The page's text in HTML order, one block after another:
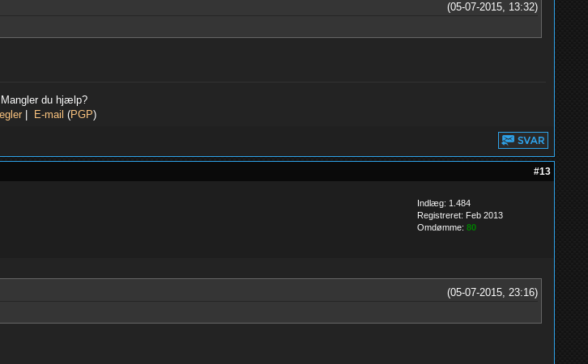
(05-07-2015, 13:32)
Mangler du hjælp?
| E-mail (PGP)
#13
Indlæg: 1.484
Registreret: Feb 2013
Omdømme: 80
(05-07-2015, 23:16)